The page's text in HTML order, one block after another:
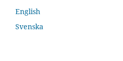
English
Svenska